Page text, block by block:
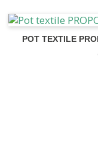
POT TEXTILE